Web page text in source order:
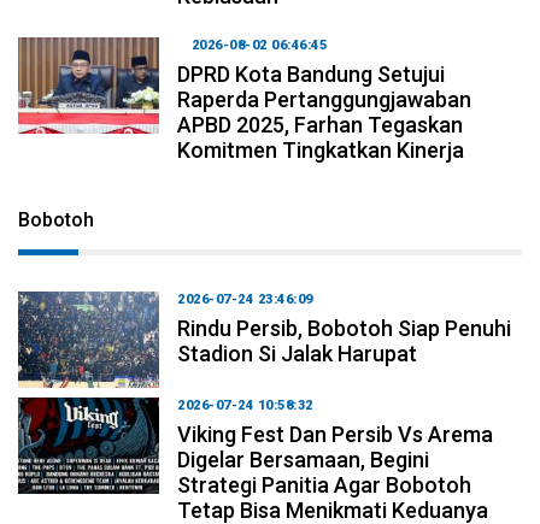
2026-08-02 06:46:45
DPRD Kota Bandung Setujui
Raperda Pertanggungjawaban
APBD 2025, Farhan Tegaskan
Komitmen Tingkatkan Kinerja
Bobotoh
2026-07-24 23:46:09
Rindu Persib, Bobotoh Siap Penuhi
Stadion Si Jalak Harupat
2026-07-24 10:58:32
Viking Fest Dan Persib Vs Arema
Digelar Bersamaan, Begini
Strategi Panitia Agar Bobotoh
Tetap Bisa Menikmati Keduanya